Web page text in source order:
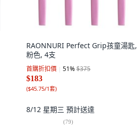
RAONNURI Perfect Grip孩童湯匙,
粉色, 4支
首購折扣價 51%$375
$183
($45.75/1套)
8/12 星期三 預計送達
(79)